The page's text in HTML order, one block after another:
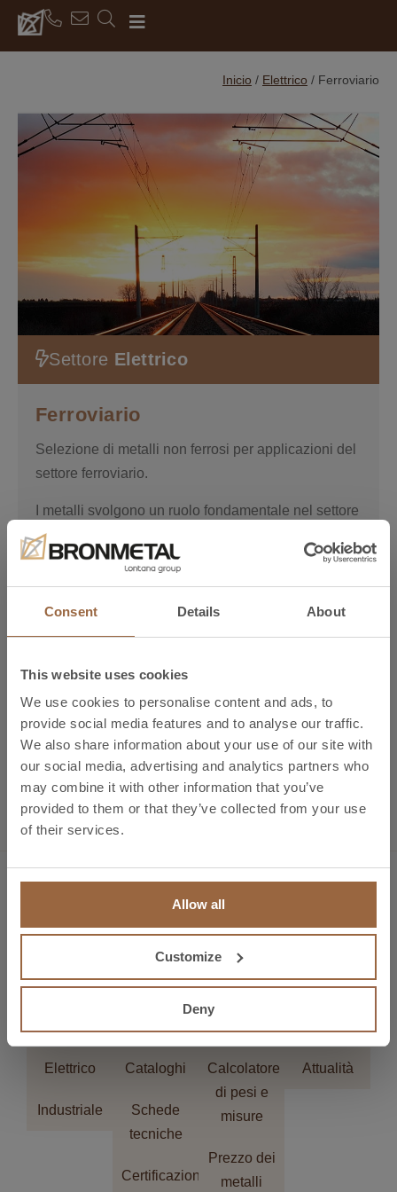
Consent Details About
This website uses cookies
We use cookies to personalise content and ads, to
provide social media features and to analyse our traffic.
We also share information about your use of our site with
our social media, advertising and analytics partners who
may combine it with other information that you’ve
provided to them or that they’ve collected from your use
of their services.
Allow all
Customize
Deny
Inicio / Elettrico / Ferroviario
Settore Elettrico
Ferroviario
Selezione di metalli non ferrosi per applicazioni del
settore ferroviario.
I metalli svolgono un ruolo fondamentale nel settore
ferroviario, in special modo per le loro applicazioni
nella costruzione di infrastrutture e veicoli. Alcuni
l’elettrificazione dei binari, nei sistemi di
elementi principali per la fabbricazione di cavi e
componenti elettrici. Inoltre, possiede un’alta
conducibilità termica, che lo rende adatto anche ai
sistemi di riscaldamento e raffreddamento dei treni,
atti a migliorare il comfort dei passeggeri.
Bronmetal offre un’ampia gamma di formati
fabbricati in rame, con ottime proprietà conduttive e
richiesta, lamine e cavi rigidi o flessibili per
applicazioni elettriche. Inoltre, dispone di barre
tonde e lamine realizzate in lega di rame CuNi2Si,
che presenta un’elevata resistenza meccanica ed è
adatta a un’ampia varietà di applicazioni.
Leghe
CuNi2Si
CONTATTI
Elettrico
Industriale
Cataloghi
Schede
tecniche
Certificazioni
Calcolatore
di pesi e
misure
Prezzo dei
metalli
Attualità